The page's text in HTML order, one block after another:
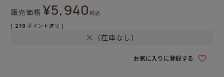
販売価格 ¥5,940税込
[ 270 ポイント進呈 ]
×（在庫なし）
お気に入りに登録する